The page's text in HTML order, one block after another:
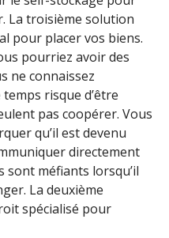
La troisième solution
pour placer vos biens.
pourriez avoir des
ne connaissez
risque d’être
pas coopérer. Vous
qu’il est devenu
directement
sont méfiants lorsqu’il
La deuxième
spécialisé pour